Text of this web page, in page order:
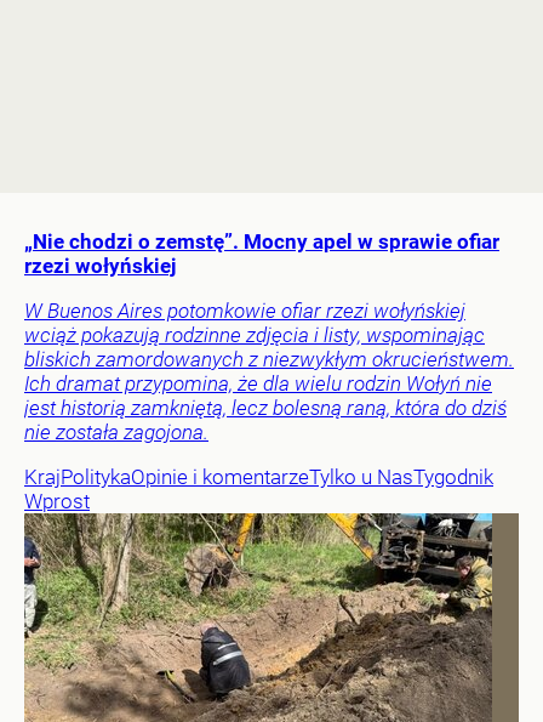
„Nie chodzi o zemstę”. Mocny apel w sprawie ofiar
rzezi wołyńskiej
W Buenos Aires potomkowie ofiar rzezi wołyńskiej
wciąż pokazują rodzinne zdjęcia i listy, wspominając
bliskich zamordowanych z niezwykłym okrucieństwem.
Ich dramat przypomina, że dla wielu rodzin Wołyń nie
jest historią zamkniętą, lecz bolesną raną, która do dziś
nie została zagojona.
KrajPolitykaOpinie i komentarzeTylko u NasTygodnik
Wprost